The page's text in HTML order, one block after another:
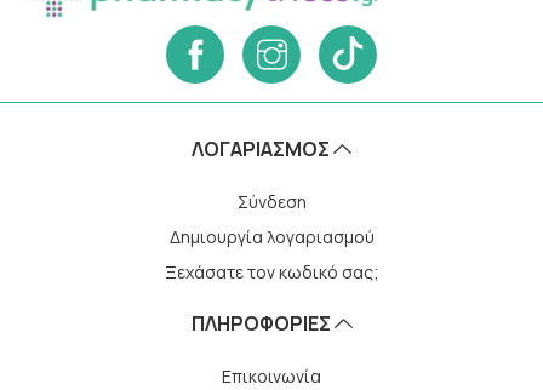
ΛΟΓΑΡΙΑΣΜΌΣ
Σύνδεση
Δημιουργία λογαριασμού
Ξεχάσατε τον κωδικό σας;
ΠΛΗΡΟΦΟΡΙΕΣ
Επικοινωνία